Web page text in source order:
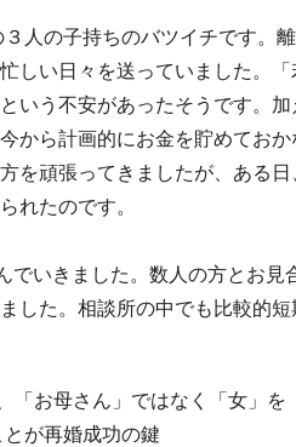
人の子持ちのバツイチです。
しい日々を送っていました。
いう不安があったそうです。
から計画的にお金を貯めておか
を頑張ってきましたが、ある
れたのです。
いきました。数人の方とお見
した。相談所の中でも比較的短